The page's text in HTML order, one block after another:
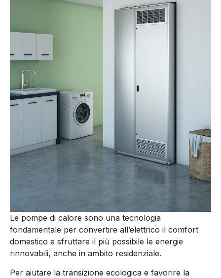
Le pompe di calore sono una tecnologia
fondamentale per convertire all’elettrico il comfort
domestico e sfruttare il più possibile le energie
rinnovabili, anche in ambito residenziale.
Per aiutare la transizione ecologica e favorire la